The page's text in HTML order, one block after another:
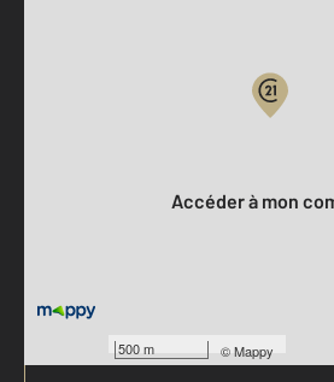
500 m ©Mappy
Accéder à mon